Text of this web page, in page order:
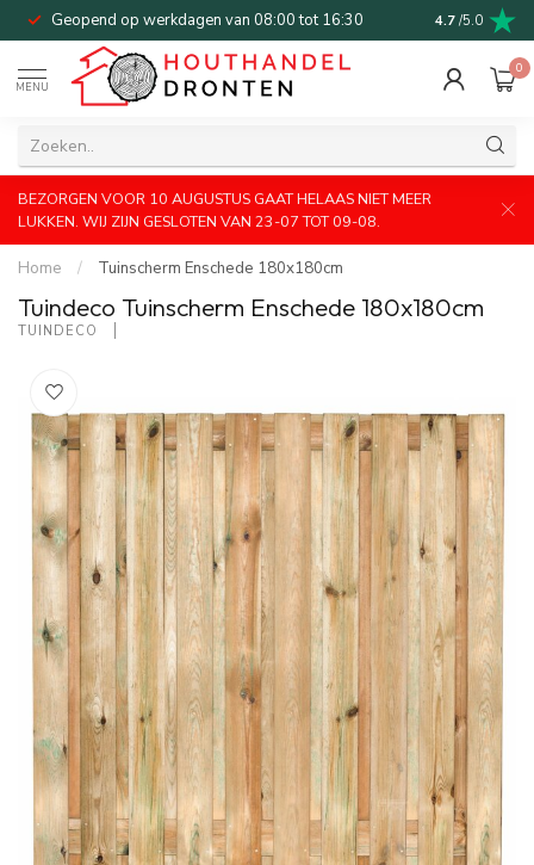
Geopend op werkdagen van 08:00 tot 16:30 Bel of mail
4.7 /5.0
MENU
0
BEZORGEN VOOR 10 AUGUSTUS GAAT HELAAS NIET MEER
LUKKEN. WIJ ZIJN GESLOTEN VAN 23-07 TOT 09-08.
Home / Tuinscherm Enschede 180x180cm
Tuindeco Tuinscherm Enschede 180x180cm
TUINDECO